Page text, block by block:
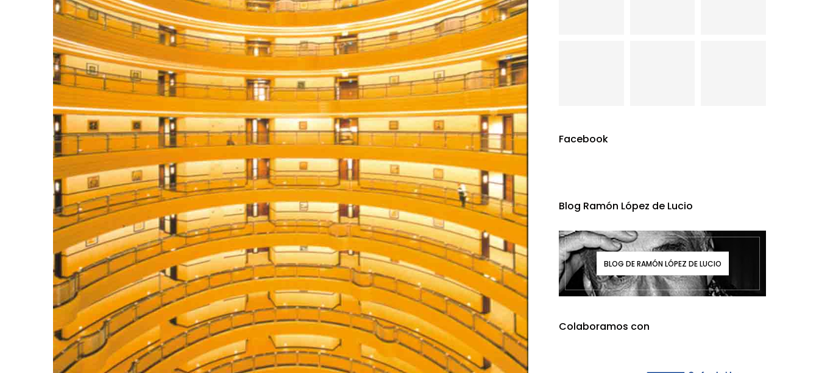
Facebook
Blog Ramón López de Lucio
BLOG DE RAMÓN LÓPEZ DE LUCIO
Colaboramos con